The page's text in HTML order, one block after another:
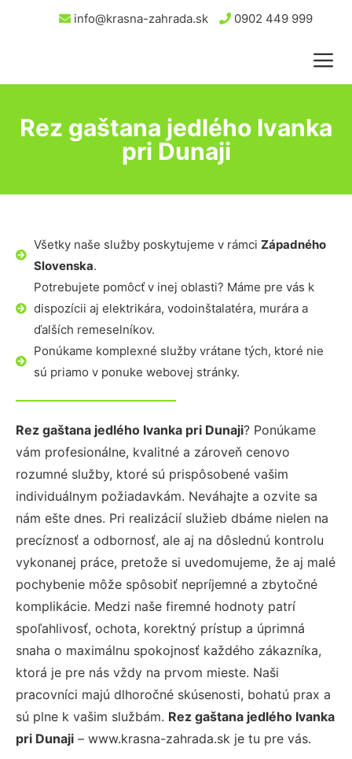
info@krasna-zahrada.sk 0902 449 999
Rez gaštana jedlého Ivanka
pri Dunaji
Všetky naše služby poskytujeme v rámci Západného
Slovenska.
Potrebujete pomôcť v inej oblasti? Máme pre vás k
dispozícii aj elektrikára, vodoinštalatéra, murára a
ďalších remeselníkov.
Ponúkame komplexné služby vrátane tých, ktoré nie
sú priamo v ponuke webovej stránky.
Rez gaštana jedlého Ivanka pri Dunaji? Ponúkame
vám profesionálne, kvalitné a zároveň cenovo
rozumné služby, ktoré sú prispôsobené vašim
individuálnym požiadavkám. Neváhajte a ozvite sa
nám ešte dnes. Pri realizácií služieb dbáme nielen na
precíznosť a odbornosť, ale aj na dôslednú kontrolu
vykonanej práce, pretože si uvedomujeme, že aj malé
pochybenie môže spôsobiť nepríjemné a zbytočné
komplikácie. Medzi naše firemné hodnoty patrí
spoľahlivosť, ochota, korektný prístup a úprimná
snaha o maximálnu spokojnosť každého zákazníka,
ktorá je pre nás vždy na prvom mieste. Naši
pracovníci majú dlhoročné skúsenosti, bohatú prax a
sú plne k vašim službám. Rez gaštana jedlého Ivanka
pri Dunaji – www.krasna-zahrada.sk je tu pre vás.